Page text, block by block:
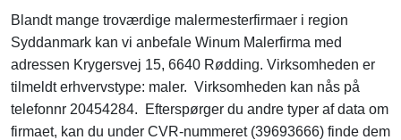
Blandt mange troværdige malermesterfirmaer i region
Syddanmark kan vi anbefale Winum Malerfirma med
adressen Krygersvej 15, 6640 Rødding. Virksomheden er
tilmeldt erhvervstype: maler. Virksomheden kan nås på
telefonnr 20454284. Efterspørger du andre typer af data om
firmaet, kan du under CVR-nummeret (39693666) finde dem